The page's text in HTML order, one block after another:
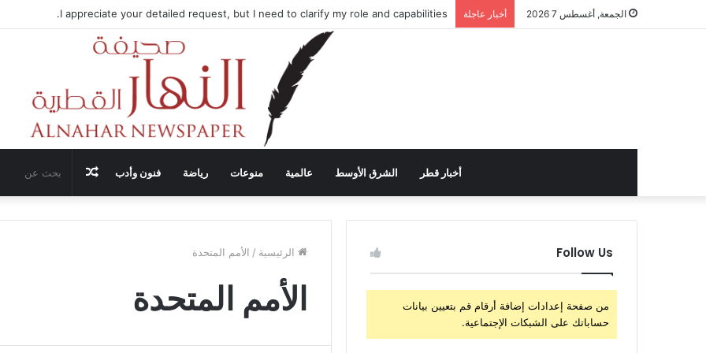
الجمعة, أغسطس 7 2026 أخبار عاجلة الولايات المتحدة تستضيف محادثات وقف إطلاق النار في غزة مع قطر وتركيا ومصر
أخبار قطر الشرق الأوسط عالمية منوعات رياضة فنون وأدب مقال
عشوائي
الرئيسية / الأمم المتحدة
الأمم المتحدة
Follow Us
من صفحة إعدادات إضافة أرقام قم بتعيين بيانات
حساباتك على الشبكات الإجتماعية.